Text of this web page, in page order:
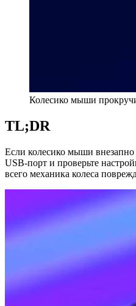
Колесико мыши
TL;DR
Если колесико мыши внезапно
USB‑порт и проверьте
всего механика колеса